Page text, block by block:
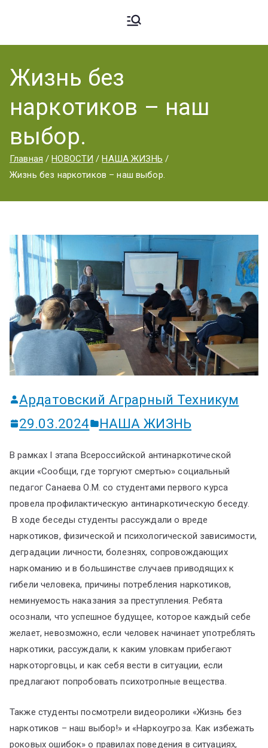
Ардато
Техник
ум
техникум».
Жизнь без
наркотиков – наш
выбор.
Главная НОВОСТИ
НАША ЖИЗНЬ
Жизнь без наркотиков – наш выбор.
Ардатовский Аграрный Техникум
29.03.2024
НАША ЖИЗНЬ
В рамках I этапа Всероссийской антинаркотической
акции «Сообщи, где торгуют смертью» социальный
педагог Санаева О.М. со студентами первого курса
провела профилактическую антинаркотическую беседу.
В ходе беседы студенты рассуждали о вреде
наркотиков, физической и психологической зависимости,
деградации личности, болезнях, сопровождающих
наркоманию и в большинстве случаев приводящих к
гибели человека, причины потребления наркотиков,
неминуемость наказания за преступления. Ребята
осознали, что успешное будущее, которое каждый себе
желает, невозможно, если человек начинает употреблять
наркотики, рассуждали, к каким уловкам прибегают
наркоторговцы, и как себя вести в ситуации, если
предлагают попробовать психотропные вещества.
Также студенты посмотрели видеоролики «Жизнь без
наркотиков – наш выбор!» и «Наркоугроза. Как избежать
роковых ошибок» о правилах поведения в ситуациях,